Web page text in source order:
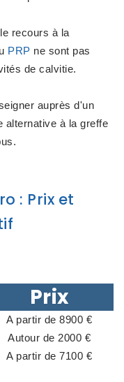
recours à la
PRP ne sont pas
de calvitie.
auprès d'un
alternative à la greffe
: Prix et
Prix
A partir de 8900 €
Autour de 2000 €
A partir de 7100 €